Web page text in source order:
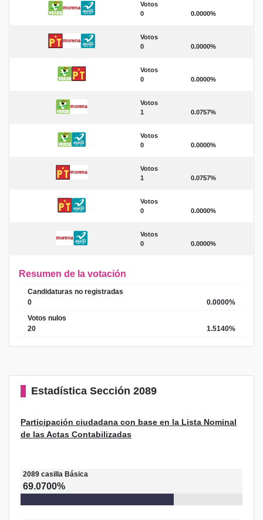
Votos
0
0.0000%
Votos
0
0.0000%
Votos
0
0.0000%
Votos
1
0.0757%
Votos
0
0.0000%
Votos
1
0.0757%
Votos
0
0.0000%
Votos
0
0.0000%
Resumen de la votación
Candidaturas no registradas
0
0.0000%
Votos nulos
20
1.5140%
Estadística Sección 2089
Participación ciudadana con base en la Lista Nominal
de las Actas Contabilizadas
2089 casilla Básica
69.0700%